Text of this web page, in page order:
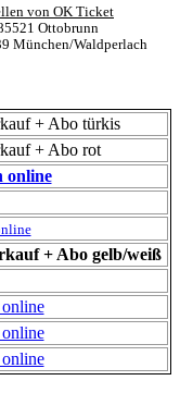
von OK Ticket
Ottobrunn
München/Waldperlach
+ Abo türkis
+ Abo rot
online
+ Abo gelb/weiß